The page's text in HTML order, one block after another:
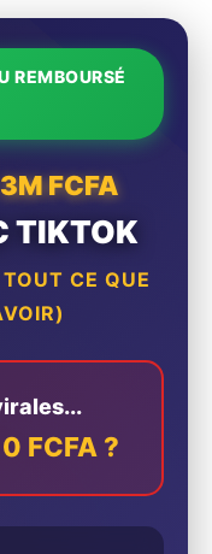
REMBOURSÉ
FCFA
TIKTOK
CE QUE
FCFA ?